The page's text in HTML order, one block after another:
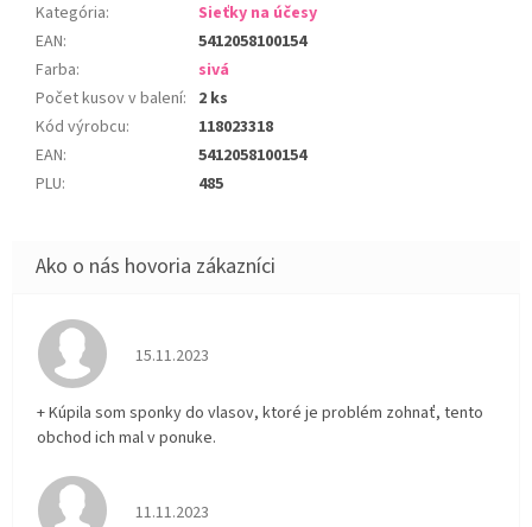
Kategória:
Sieťky na účesy
EAN:
5412058100154
Farba:
sivá
Počet kusov v balení: 2 ks
Kód výrobcu:
118023318
EAN:
5412058100154
PLU: 485
Hodnotenie obchodu je 5 z 5 hviezdičiek.
15.11.2023
+ Kúpila som sponky do vlasov, ktoré je problém zohnať, tento
obchod ich mal v ponuke.
Hodnotenie obchodu je 5 z 5 hviezdičiek.
11.11.2023